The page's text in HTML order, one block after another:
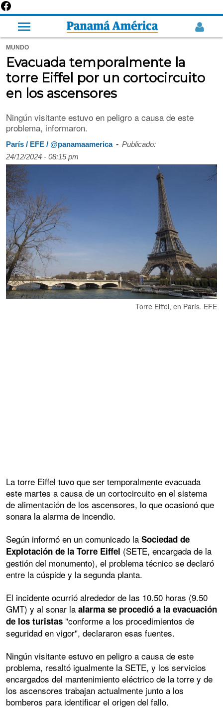
MUNDO
Evacuada temporalmente la
torre Eiffel por un cortocircuito
en los ascensores
Ningún visitante estuvo en peligro a causa de este
problema, informaron.
París / EFE / @panamaamerica - Publicado:
24/12/2024 - 08:15 pm
Torre Eiffel, en París. EFE
La torre Eiffel tuvo que ser temporalmente evacuada
este martes a causa de un cortocircuito en el sistema
de alimentación de los ascensores, lo que ocasionó que
sonara la alarma de incendio.
Según informó en un comunicado la Sociedad de
Explotación de la Torre Eiffel (SETE, encargada de la
gestión del monumento), el problema técnico se declaró
entre la cúspide y la segunda planta.
El incidente ocurrió alrededor de las 10.50 horas (9.50
GMT) y al sonar la alarma se procedió a la evacuación
de los turistas "conforme a los procedimientos de
seguridad en vigor", declararon esas fuentes.
Ningún visitante estuvo en peligro a causa de este
problema, resaltó igualmente la SETE, y los servicios
encargados del mantenimiento eléctrico de la torre y de
los ascensores trabajan actualmente junto a los
bomberos para identificar el origen del fallo.